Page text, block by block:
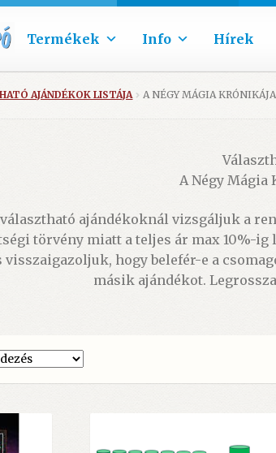
Termékek Info Hírek
AJÁNDÉKOK LISTÁJA A NÉGY MÁGIA
A Négy
ajándékoknál vizsgáljuk a
törvény miatt a teljes ár max 10%-
visszaigazoljuk, hogy belefér-e a
másik ajándékot.